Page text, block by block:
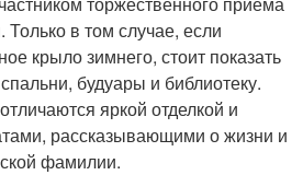
в том случае, если
крыло зимнего, стоит показать
будуары и библиотеку.
яркой отделкой и
рассказывающими о жизни и
фамилии.